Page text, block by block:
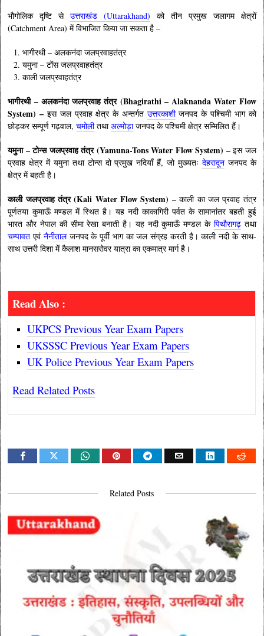
भौगोलिक दृष्टि सेउत्तराखंड (Uttarakhand) को तीन प्रमुख जलागम क्षेत्रों
(Catchment Area) में विभाजित किया जा सकता है –
भागीरथी – अलकनंदा जलप्रवाहतंत्र
यमुना – टोंस जलप्रवाहतंत्र
काली जलप्रवाहतंत्र
भागीरथी – अलकनंदा जलप्रवाह तंत्र (Bhagirathi – Alaknanda Water Flow
System) – इस जल प्रवाह क्षेत्र के अन्तर्गत उत्तरकाशीजनपद के पश्चिमी भाग को
छोड़कर सम्पूर्ण गढ़वाल,चमोलीतथाअल्मोड़ाजनपद के पश्चिमी क्षेत्र सम्मिलित हैं।
यमुना – टोन्स जलप्रवाह तंत्र (Yamuna-Tons Water Flow System) –इस जल
प्रवाह क्षेत्र में यमुना तथा टोन्स दो प्रमुख नदियाँ हैं, जो मुख्यतः देहरादूनजनपद के
क्षेत्र में बहती है।
काली जलप्रवाह तंत्र (Kali Water Flow System) –काली का जल प्रवाह तंत्र
पूर्णतया कुमाऊँ मण्डल में स्थित है। यह नदी काकागिरी पर्वत के सामानांतर बहती हुई
भारत और नेपाल की सीमा रेखा बनाती है। यह नदी कुमाऊँ मण्डल के पिथौरागढ़तथा
चम्पावत एवं नैनीतालजनपद के पूर्वी भाग का जल संग्रह करती है। काली नदी के साथ-
साथ उत्तरी दिशा में कैलाश मानसरोवर यात्रा का एकमात्र मार्ग है।
Read Also :
UKPCS Previous Year Exam Papers
UKSSSC Previous Year Exam Papers
UK Police Previous Year Exam Papers
Read Related Posts
Related Posts